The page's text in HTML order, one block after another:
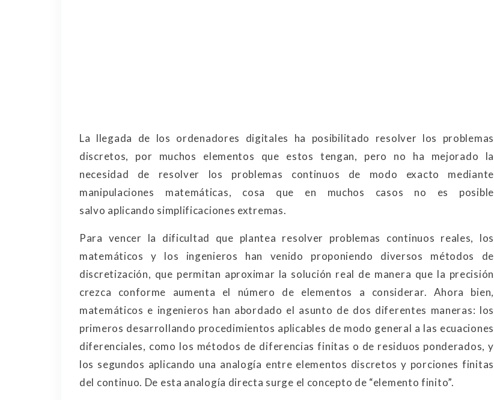
La llegada de los ordenadores digitales ha posibilitado resolver los problemas
discretos, por muchos elementos que estos tengan, pero no ha mejorado la
necesidad de resolver los problemas continuos de modo exacto mediante
manipulaciones matemáticas, cosa que en muchos casos no es posible
salvo aplicando simplificaciones extremas.
Para vencer la dificultad que plantea resolver problemas continuos reales, los
matemáticos y los ingenieros han venido proponiendo diversos métodos de
discretización, que permitan aproximar la solución real de manera que la precisión
crezca conforme aumenta el número de elementos a considerar. Ahora bien,
matemáticos e ingenieros han abordado el asunto de dos diferentes maneras: los
primeros desarrollando procedimientos aplicables de modo general a las ecuaciones
diferenciales, como los métodos de diferencias finitas o de residuos ponderados, y
los segundos aplicando una analogía entre elementos discretos y porciones finitas
del continuo. De esta analogía directa surge el concepto de “elemento finito”.